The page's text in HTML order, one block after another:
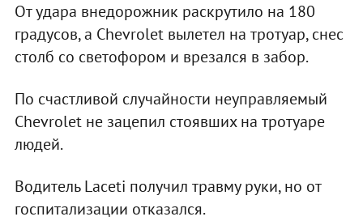
От удара внедорожник раскрутило на 180
градусов, а Chevrolet вылетел на тротуар, снес
столб со светофором и врезался в забор.
По счастливой случайности неуправляемый
Chevrolet не зацепил стоявших на тротуаре
людей.
Водитель Laceti получил травму руки, но от
госпитализации отказался.